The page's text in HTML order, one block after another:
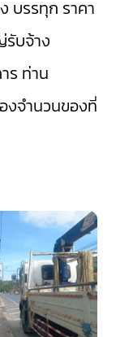
บรรทุก ราคา
บจ้าง
ร ท่าน
งจำนวนของที่